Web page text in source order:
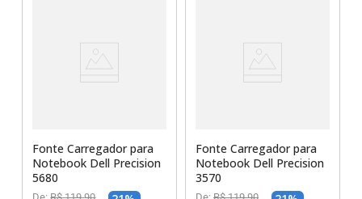
Fonte Carregador para
Notebook Dell Precision
5680
Fonte Carregador para
Notebook Dell Precision
3570